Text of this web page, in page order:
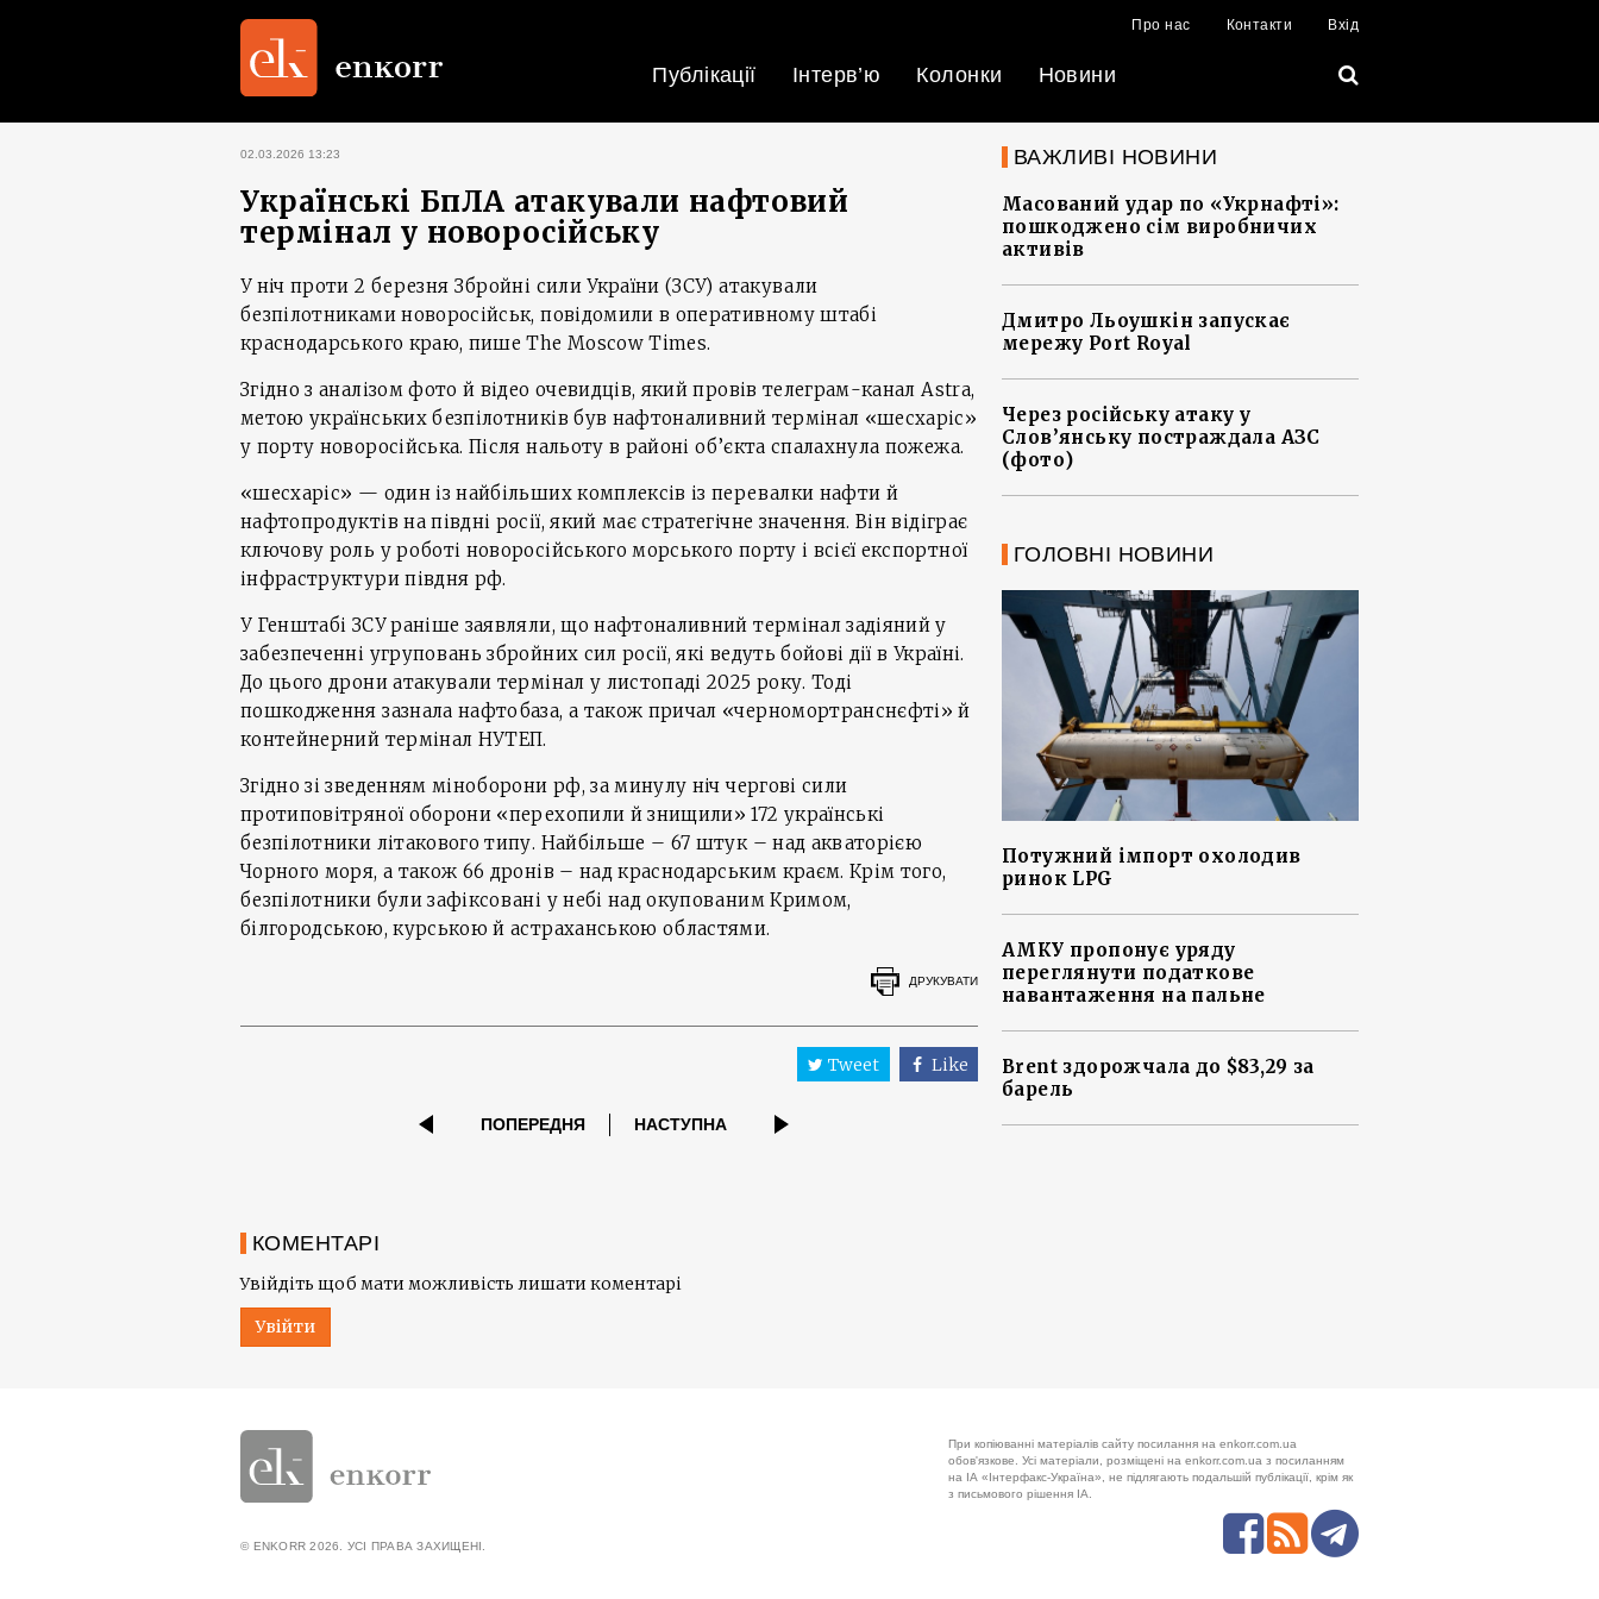
Про нас Контакти Вхід
Публікації Інтерв’ю Колонки Новини
02.03.2026 13:23
Українські БпЛА атакували нафтовий
термінал у новоросійську
У ніч проти 2 березня Збройні сили України (ЗСУ) атакували
безпілотниками новоросійськ, повідомили в оперативному штабі
краснодарського краю, пише The Moscow Times.
Згідно з аналізом фото й відео очевидців, який провів телеграм-канал Astra,
метою українських безпілотників був нафтоналивний термінал «шесхаріс»
у порту новоросійська. Після нальоту в районі об’єкта спалахнула пожежа.
«шесхаріс» — один із найбільших комплексів із перевалки нафти й
нафтопродуктів на півдні росії, який має стратегічне значення. Він відіграє
ключову роль у роботі новоросійського морського порту і всієї експортної
інфраструктури півдня рф.
У Генштабі ЗСУ раніше заявляли, що нафтоналивний термінал задіяний у
забезпеченні угруповань збройних сил росії, які ведуть бойові дії в Україні.
До цього дрони атакували термінал у листопаді 2025 року. Тоді
пошкодження зазнала нафтобаза, а також причал «черномортранснєфті» й
контейнерний термінал НУТЕП.
Згідно зі зведенням міноборони рф, за минулу ніч чергові сили
протиповітряної оборони «перехопили й знищили» 172 українські
безпілотники літакового типу. Найбільше – 67 штук – над акваторією
Чорного моря, а також 66 дронів – над краснодарським краєм. Крім того,
безпілотники були зафіксовані у небі над окупованим Кримом,
білгородською, курською й астраханською областями.
ДРУКУВАТИ
Tweet Like
ПОПЕРЕДНЯ НАСТУПНА
КОМЕНТАРІ
Увійдіть щоб мати можливість лишати коментарі
Увійти
ВАЖЛИВІ НОВИНИ
Масований удар по «Укрнафті»:
пошкоджено сім виробничих
активів
Дмитро Льоушкін запускає
мережу Port Royal
Через російську атаку у
Слов’янську постраждала АЗС
(фото)
ГОЛОВНІ НОВИНИ
Потужний імпорт охолодив
ринок LPG
АМКУ пропонує уряду
переглянути податкове
навантаження на пальне
Brent здорожчала до $83,29 за
барель
При копіюванні матеріалів сайту посилання на enkorr.com.ua
обов'язкове. Усі матеріали, розміщені на enkorr.com.ua з посиланням
на ІА «Інтерфакс-Україна», не підлягають подальшій публікації, крім як
з письмового рішення ІА.
© ENKORR 2026. УСІ ПРАВА ЗАХИЩЕНІ.